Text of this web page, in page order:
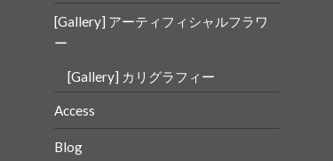
[Gallery] アーティフィシャルフラワ
ー
[Gallery] カリグラフィー
Access
Blog